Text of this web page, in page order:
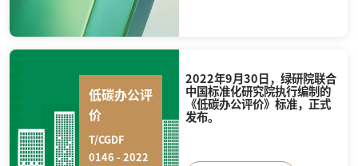
低碳办公评
价
T/CGDF
0146 - 2022
2022年9月30日，绿研院联合
中国标准化研究院执行编制的
《低碳办公评价》标准，正式
发布。